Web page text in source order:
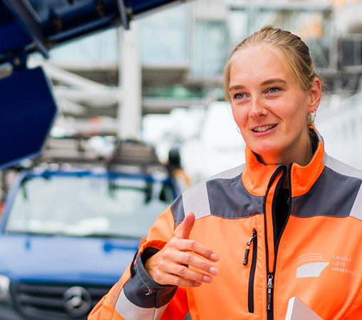
Center der HPA
aller Verkehrsmeldungen im Hafen am